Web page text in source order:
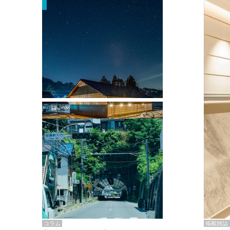
掲載雑誌
掲載雑誌・書籍
『街歩き研修「アールデコとモダニズ
ム、和風バロック」』のレポート記事が
掲載
コラム